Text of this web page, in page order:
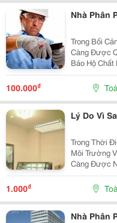
Nhà Phân
Trong Bối
Càng Được
Bảo Hộ
Buộc Đối Với
Động Trong
Những...
100.000₫
Lý Do Vì
Trong Thời
Môi Trường
Càng Được
Chọn Một
Tố Then
Giá Cao...
1.000₫
Nhà Phân